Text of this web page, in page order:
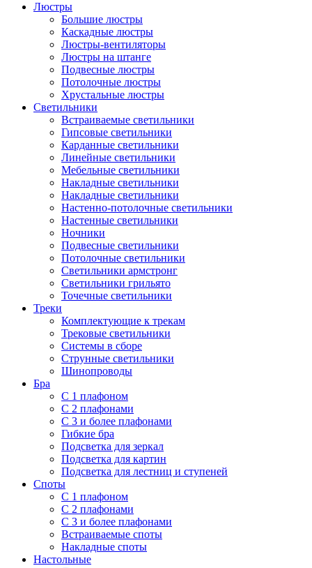
Люстры
Большие люстры
Каскадные люстры
Люстры-вентиляторы
Люстры на штанге
Подвесные люстры
Потолочные люстры
Хрустальные люстры
Светильники
Встраиваемые светильники
Гипсовые светильники
Карданные светильники
Линейные светильники
Мебельные светильники
Накладные светильники
Накладные светильники
Настенно-потолочные светильники
Настенные светильники
Ночники
Подвесные светильники
Потолочные светильники
Светильники армстронг
Светильники грильято
Точечные светильники
Треки
Комплектующие к трекам
Трековые светильники
Системы в сборе
Струнные светильники
Шинопроводы
Бра
С 1 плафоном
С 2 плафонами
С 3 и более плафонами
Гибкие бра
Подсветка для зеркал
Подсветка для картин
Подсветка для лестниц и ступеней
Споты
С 1 плафоном
С 2 плафонами
С 3 и более плафонами
Встраиваемые споты
Накладные споты
Настольные